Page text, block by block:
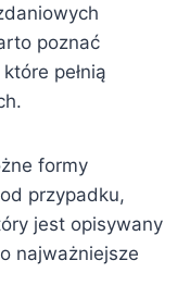
poznać
pełnią
formy
przypadku,
jest opisywany
najważniejsze